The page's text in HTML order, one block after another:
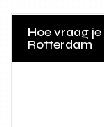
Hoe vraag
Rotterdam